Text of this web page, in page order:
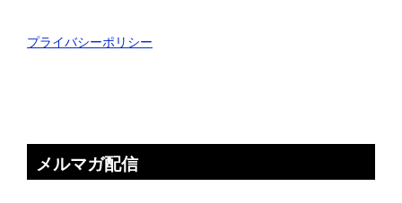
プライバシーポリシー
メルマガ配信